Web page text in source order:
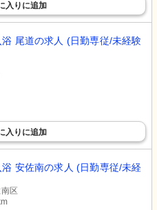
入り に追加
尾道の求人 (日勤専従/未経験
入り に追加
安佐南の求人 (日勤専従/未経
区